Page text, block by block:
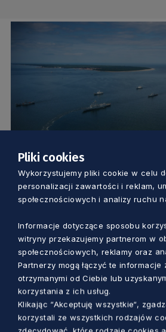
SAMORZĄD
Święto Wojska Polskiego.
Aleksander Olszak
Pliki cookies
Wykorzystujemy pliki cookie w celu
personalizacji zawartości i reklam,
społecznościowych i analizy ruchu
Informacje dotyczące sposobu
witryny przekazujemy partnerom w
społecznościowych, reklamy oraz
Partnerzy mogą łączyć te informacje
otrzymanymi od Ciebie lub
korzystania z ich usług.
Klikając “Akceptuję wszystkie“,
korzystali ze wszystkich rodzajów